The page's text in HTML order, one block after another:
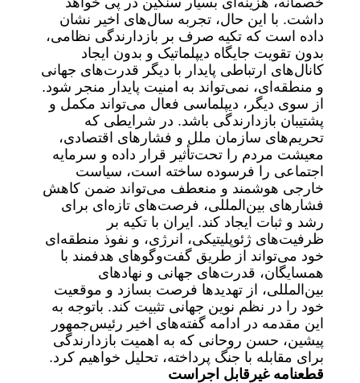
داشت. با این حال، تجربه سال‌های اخیر نشان
داده است که تکیه صرف بر بازدارندگی نظامی،
بدون تقویت جایگاه دیپلماتیک و بدون ایجاد
کانال‌های ارتباطی پایدار با دیگر قدرت‌های جهانی
و منطقه‌ای، نمی‌تواند به امنیت پایدار منجر شود.
از سوی دیگر، دیپلماسی فعال می‌تواند مکمل و
پشتیبان بازدارندگی باشد. در شرایطی که
تحریم‌های سازمان ملل و فشارهای اقتصادی،
معیشت مردم را تحت‌تأثیر قرار داده و سرمایه
اجتماعی را فرسوده ساخته است، سیاست
خارجی هوشمند و منعطف می‌تواند ضمن کاهش
فشارهای بین‌المللی، فرصت‌های تازه‌ای برای
رشد و ثبات ایجاد کند. ایران با تکیه بر
ظرفیت‌های ژئوپلیتیکی، انرژی، و نفوذ منطقه‌ای
خود می‌تواند از طریق گفت‌وگوهای هدفمند با
همسایگان، قدرت‌های جهانی و نهادهای
بین‌المللی، از تهدیدها فرصت بسازد و موقعیت
خود را در نظم نوین جهانی تثبیت کند. باتوجه به
این مقدمه در ادامه گفته‌های اخیر رئیس‌جمهور
پیشین، حسن روحانی که به اهمیت بازدارندگی
برای مقابله با جنگ پرداخته، تحلیل‌ خواهیم کرد.
قطعنامه غیرقابل اجراست